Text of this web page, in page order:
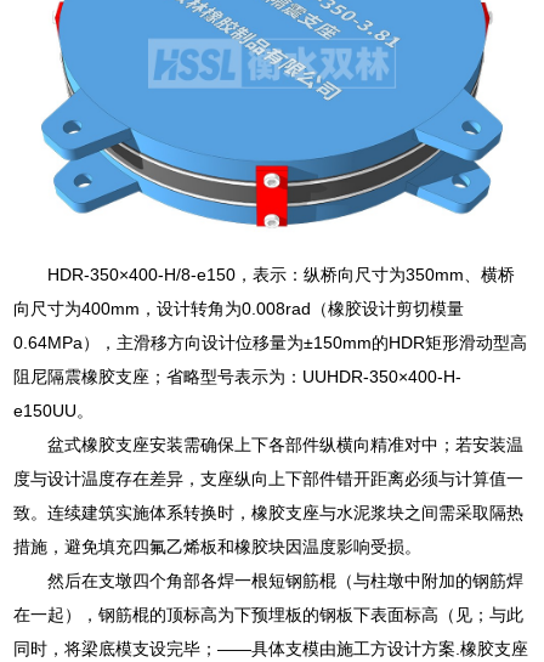
HDR-350×400-H/8-e150，表示：纵桥向尺寸为350mm、横桥
向尺寸为400mm，设计转角为0.008rad（橡胶设计剪切模量
0.64MPa），主滑移方向设计位移量为±150mm的HDR矩形滑动型高
阻尼隔震橡胶支座；省略型号表示为：UUHDR-350×400-H-
e150UU。
盆式橡胶支座安装需确保上下各部件纵横向精准对中；若安装温
度与设计温度存在差异，支座纵向上下部件错开距离必须与计算值一
致。连续建筑实施体系转换时，橡胶支座与水泥浆块之间需采取隔热
措施，避免填充四氟乙烯板和橡胶块因温度影响受损。
然后在支墩四个角部各焊一根短钢筋棍（与柱墩中附加的钢筋焊
在一起），钢筋棍的顶标高为下预埋板的钢板下表面标高（见；与此
同时，将梁底模支设完毕；——具体支模由施工方设计方案.橡胶支座